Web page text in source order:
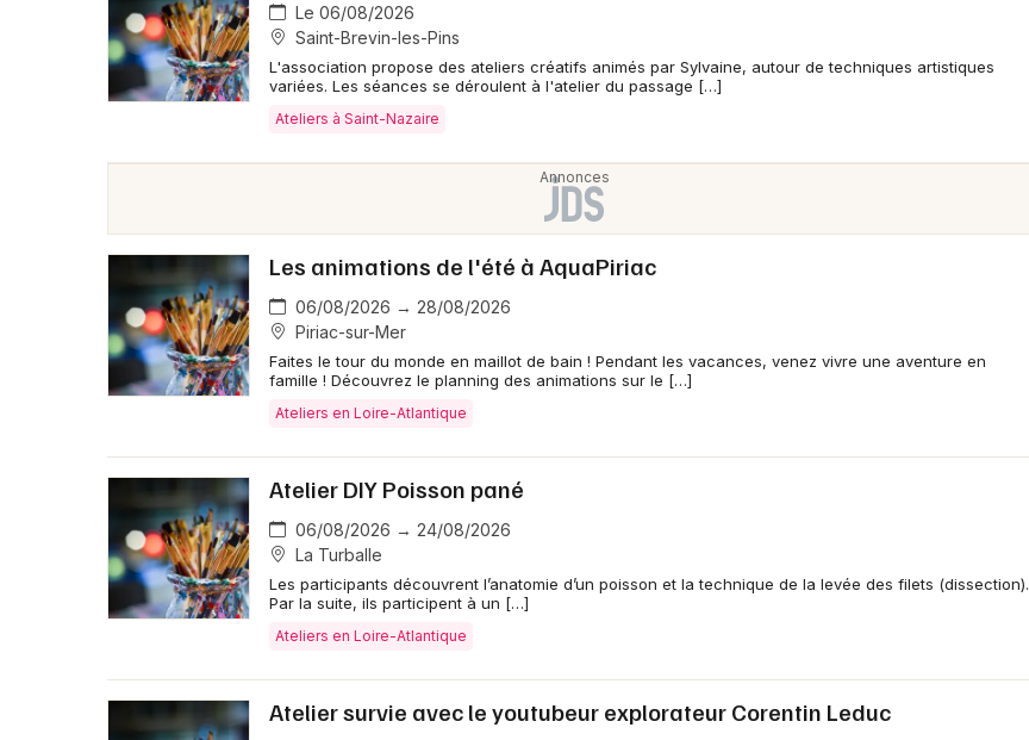
Le 06/08/2026
Saint-Brevin-les-Pins
L'association propose des ateliers créatifs animés par Sylvaine, autour de techniques artistiques
variées. Les séances se déroulent à l'atelier du passage […]
Ateliers à Saint-Nazaire
Les animations de l'été à AquaPiriac
06/08/2026 → 28/08/2026
Piriac-sur-Mer
Faites le tour du monde en maillot de bain ! Pendant les vacances, venez vivre une aventure en
famille ! Découvrez le planning des animations sur le […]
Ateliers en Loire-Atlantique
Atelier DIY Poisson pané
06/08/2026 → 24/08/2026
La Turballe
Les participants découvrent l’anatomie d’un poisson et la technique de la levée des filets (dissection).
Par la suite, ils participent à un […]
Ateliers en Loire-Atlantique
Atelier survie avec le youtubeur explorateur Corentin Leduc